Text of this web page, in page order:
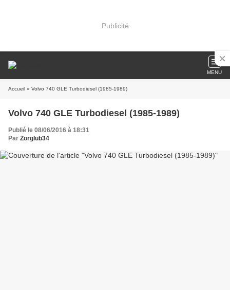
Publicité
MENU
Accueil » Volvo 740 GLE Turbodiesel (1985-1989)
Volvo 740 GLE Turbodiesel (1985-1989)
Publié le 08/06/2016 à 18:31
Par Zorglub34